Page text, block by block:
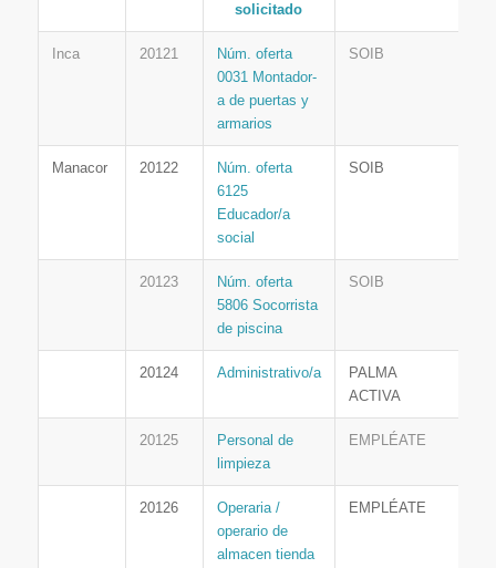
solicitado
Inca 20121
Núm. oferta
0031 Montador-
a de puertas y
armarios
SOIB
Manacor 20122
Núm. oferta
6125
Educador/a
social
SOIB
20123
Núm. oferta
5806 Socorrista
de piscina
SOIB
20124 Administrativo/a
PALMA
ACTIVA
20125
Personal de
limpieza
EMPLÉATE
20126
Operaria /
operario de
almacen tienda
EMPLÉATE